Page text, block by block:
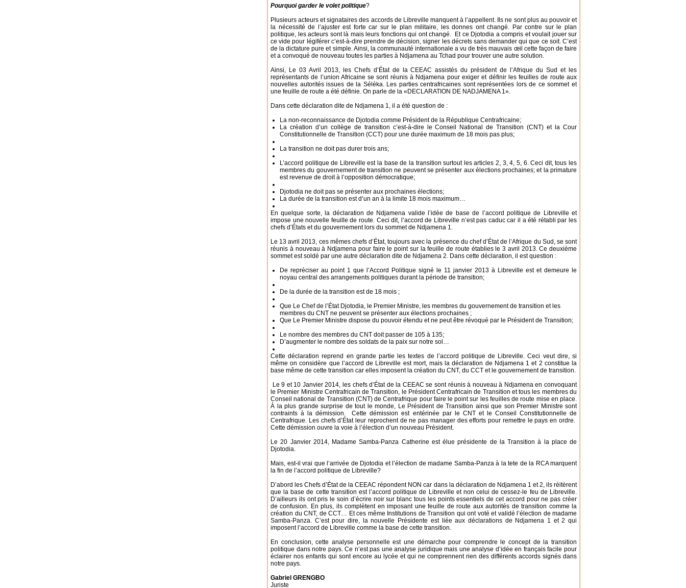
Pourquoi garder le volet politique?
Plusieurs acteurs et signataires des accords de Libreville manquent à l’appellent. Ils ne sont plus au pouvoir et
la nécessité de l’ajuster est forte car sur le plan militaire, les donnes ont changé. Par contre sur le plan
politique, les acteurs sont là mais leurs fonctions qui ont changé. Et ce Djotodia a compris et voulait jouer sur
ce vide pour légiférer c’est-à-dire prendre de décision, signer les décrets sans demander qui que ce soit. C’est
de la dictature pure et simple. Ainsi, la communauté internationale a vu de très mauvais œil cette façon de faire
et a convoqué de nouveau toutes les parties à Ndjamena au Tchad pour trouver une autre solution.
Ainsi, Le 03 Avril 2013, les Chefs d’État de la CEEAC assistés du président de l’Afrique du Sud et les
représentants de l’union Africaine se sont réunis à Ndjamena pour exiger et définir les feuilles de route aux
nouvelles autorités issues de la Séléka. Les parties centrafricaines sont représentées lors de ce sommet et
une feuille de route a été définie. On parle de la «DECLARATION DE NADJAMENA 1».
Dans cette déclaration dite de Ndjamena 1, il a été question de :
La non-reconnaissance de Djotodia comme Président de la République Centrafricaine;
La création d’un collège de transition c’est-à-dire le Conseil National de Transition (CNT) et la Cour
Constitutionnelle de Transition (CCT) pour une durée maximum de 18 mois pas plus;
La transition ne doit pas durer trois ans;
L’accord politique de Libreville est la base de la transition surtout les articles 2, 3, 4, 5, 6. Ceci dit, tous les
membres du gouvernement de transition ne peuvent se présenter aux élections prochaines; et la primature
est revenue de droit à l’opposition démocratique;
Djotodia ne doit pas se présenter aux prochaines élections;
La durée de la transition est d’un an à la limite 18 mois maximum…
En quelque sorte, la déclaration de Ndjamena valide l’idée de base de l’accord politique de Libreville et
impose une nouvelle feuille de route. Ceci dit, l’accord de Libreville n’est pas caduc car il a été rétabli par les
chefs d’États et du gouvernement lors du sommet de Ndjamena 1.
Le 13 avril 2013, ces mêmes chefs d’État, toujours avec la présence du chef d’État de l’Afrique du Sud, se sont
réunis à nouveau à Ndjamena pour faire le point sur la feuille de route établies le 3 avril 2013. Ce deuxième
sommet est soldé par une autre déclaration dite de Ndjamena 2. Dans cette déclaration, il est question :
De repréciser au point 1 que l’Accord Politique signé le 11 janvier 2013 à Libreville est et demeure le
noyau central des arrangements politiques durant la période de transition;
De la durée de la transition est de 18 mois ;
Que Le Chef de l’État Djotodia, le Premier Ministre, les membres du gouvernement de transition et les
membres du CNT ne peuvent se présenter aux élections prochaines ;
Que Le Premier Ministre dispose du pouvoir étendu et ne peut être révoqué par le Président de Transition;
Le nombre des membres du CNT doit passer de 105 à 135;
D’augmenter le nombre des soldats de la paix sur notre sol…
Cette déclaration reprend en grande partie les textes de l’accord politique de Libreville. Ceci veut dire, si
même on considère que l’accord de Libreville est mort, mais la déclaration de Ndjamena 1 et 2 constitue la
base même de cette transition car elles imposent la création du CNT, du CCT et le gouvernement de transition.
Le 9 et 10 Janvier 2014, les chefs d’État de la CEEAC se sont réunis à nouveau à Ndjamena en convoquant
le Premier Ministre Centrafricain de Transition, le Président Centrafricain de Transition et tous les membres du
Conseil national de Transition (CNT) de Centrafrique pour faire le point sur les feuilles de route mise en place.
À la plus grande surprise de tout le monde, Le Président de Transition ainsi que son Premier Ministre sont
contraints à la démission. Cette démission est entérinée par le CNT et le Conseil Constitutionnelle de
Centrafrique. Les chefs d’État leur reprochent de ne pas manager des efforts pour remettre le pays en ordre.
Cette démission ouvre la voie à l’élection d’un nouveau Président.
Le 20 Janvier 2014, Madame Samba-Panza Catherine est élue présidente de la Transition à la place de
Djotodia.
Mais, est-il vrai que l’arrivée de Djotodia et l’élection de madame Samba-Panza à la tete de la RCA marquent
la fin de l’accord politique de Libreville?
D’abord les Chefs d’État de la CEEAC répondent NON car dans la déclaration de Ndjamena 1 et 2, ils réitèrent
que la base de cette transition est l’accord politique de Libreville et non celui de cessez-le feu de Libreville.
D’ailleurs ils ont pris le soin d’écrire noir sur blanc tous les points essentiels de cet accord pour ne pas créer
de confusion. En plus, ils complètent en imposant une feuille de route aux autorités de transition comme la
création du CNT, de CCT… Et ces même Institutions de Transition qui ont voté et validé l’élection de madame
Samba-Panza. C’est pour dire, la nouvelle Présidente est liée aux déclarations de Ndjamena 1 et 2 qui
imposent l’accord de Libreville comme la base de cette transition.
En conclusion, cette analyse personnelle est une démarche pour comprendre le concept de la transition
politique dans notre pays. Ce n’est pas une analyse juridique mais une analyse d’idée en français facile pour
éclairer nos enfants qui sont encore au lycée et qui ne comprennent rien des différents accords signés dans
notre pays.
Gabriel GRENGBO
Juriste